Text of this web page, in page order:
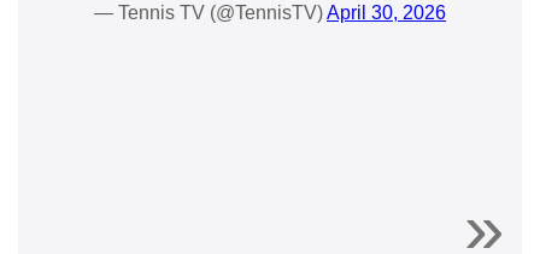
— Tennis TV (@TennisTV)April 30, 2026